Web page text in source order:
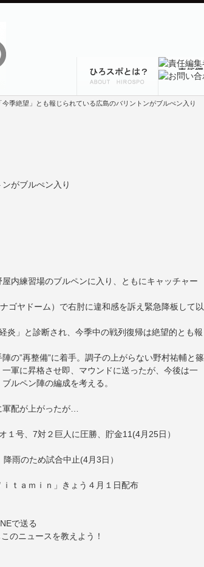
季絶望」とも報じられている広島のバリントンがブルぺン入り
がブルぺン入り
内練習場のブルペンに入り、ともにキャッチャー
ゴヤドーム）で右肘に違和感を訴え緊急降板して以
炎」と診断され、今季中の戦列復帰は絶望的とも報
の”再整備”に着手。調子の上がらない野村祐輔と篠
軍に昇格させ即、マウンドに送ったが、今後は一
ルペン陣の編成を考える。
配が上がったが…
号、7対２巨人に圧勝、貯金11(4月25日）
雨のため試合中止(4月3日）
ｔａｍｉｎ」きょう４月１日配布
のニュースを教えよう！